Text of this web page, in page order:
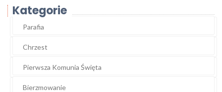
Kategorie
Parafia
Chrzest
Pierwsza Komunia Święta
Bierzmowanie